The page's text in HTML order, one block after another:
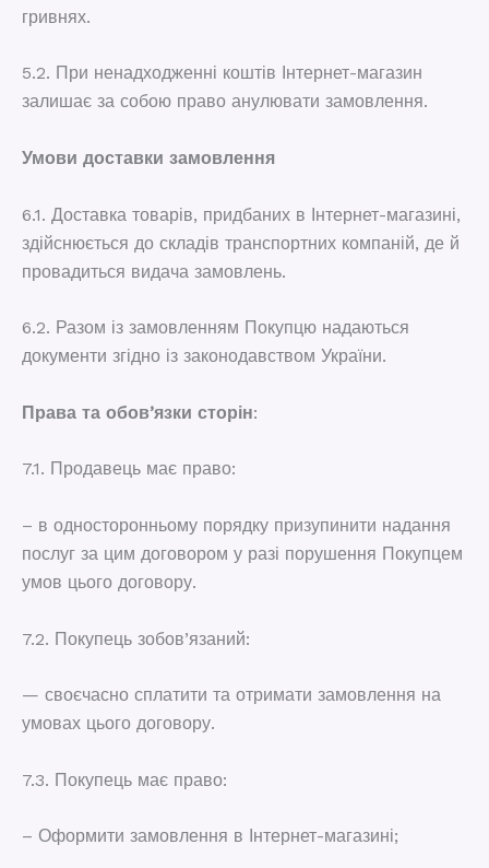
гривнях.
5.2. При ненадходженні коштів Інтернет-магазин
залишає за собою право анулювати замовлення.
Умови доставки замовлення
6.1. Доставка товарів, придбаних в Інтернет-магазині,
здійснюється до складів транспортних компаній, де й
провадиться видача замовлень.
6.2. Разом із замовленням Покупцю надаються
документи згідно із законодавством України.
Права та обов’язки сторін:
7.1. Продавець має право:
– в односторонньому порядку призупинити надання
послуг за цим договором у разі порушення Покупцем
умов цього договору.
7.2. Покупець зобов’язаний:
— своєчасно сплатити та отримати замовлення на
умовах цього договору.
7.3. Покупець має право:
– Оформити замовлення в Інтернет-магазині;